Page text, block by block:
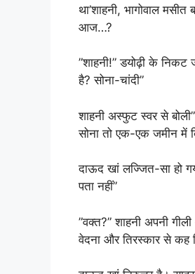
था’शाहनी, भागोवाल
आज…?
”शाहनी!” डयोढ़ी के निकट
है? सोना-चांदी”
शाहनी अस्फुट स्वर से
सोना तो एक-एक जमीन में
दाऊद खां लज्जित-सा हो
पता नहीं”
”वक्त?” शाहनी अपनी
वेदना और तिरस्कार से कह